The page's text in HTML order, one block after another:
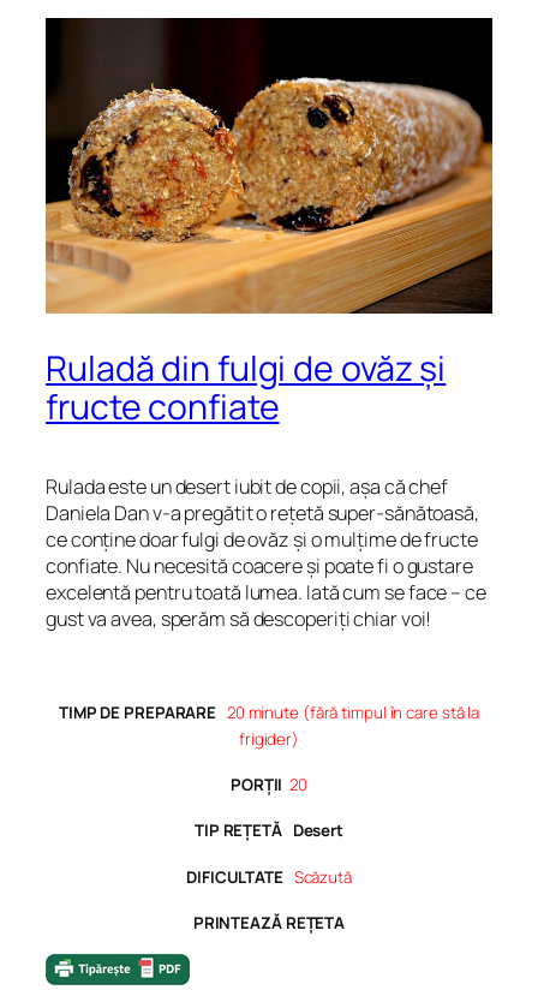
Ruladă din fulgi de ovăz și
fructe confiate
Rulada este un desert iubit de copii, așa că chef
Daniela Dan v-a pregătit o rețetă super-sănătoasă,
ce conține doar fulgi de ovăz și o mulțime de fructe
confiate. Nu necesită coacere și poate fi o gustare
excelentă pentru toată lumea. Iată cum se face – ce
gust va avea, sperăm să descoperiți chiar voi!
TIMP DE PREPARARE 20 minute (fără timpul în care stă la
frigider)
PORȚII 20
TIP REȚETĂ Desert
DIFICULTATE Scăzută
PRINTEAZĂ REȚETA